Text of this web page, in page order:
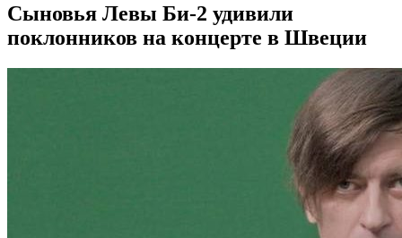
Сыновья Левы Би-2 удивили
поклонников на концерте в Швеции